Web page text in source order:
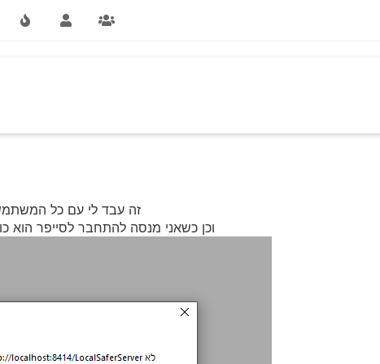
זה עבד לי עם כל
וכן כשאני מנסה להתחבר לסייפר הוא